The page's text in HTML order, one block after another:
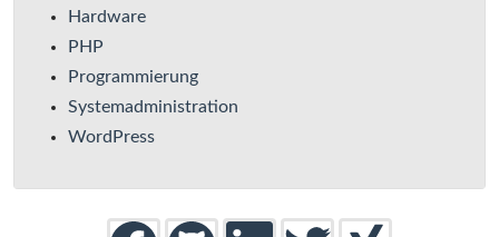
Hardware
PHP
Programmierung
Systemadministration
WordPress